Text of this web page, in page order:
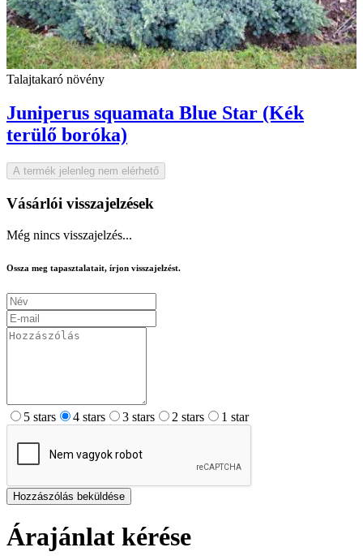
Talajtakaró növény
Juniperus squamata Blue Star (Kék
terülő boróka)
A termék jelenleg nem elérhető
Vásárlói visszajelzések
Még nincs visszajelzés...
Ossza meg tapasztalatait, írjon visszajelzést.
5 stars 4 stars 3 stars 2 stars 1 star
Hozzászólás beküldése
Árajánlat kérése